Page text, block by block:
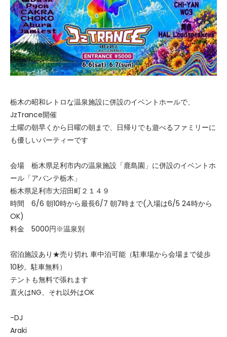
栃木の昭和レトロな温泉施設に併設のイベントホールで、
JzTrance開催
土曜の朝早くから日曜の朝まで、日帰りでも遊べるファミリーに
も優しいパーティーです
会場 栃木県足利市内の温泉施設「鹿島園」に併設のイベントホ
ール「アバンテ栃木」
栃木県足利市大沼田町２１４９
時間 6/6 朝10時から最長6/7 朝7時まで(入場は6/5 24時から
OK)
料金 5000円※温泉別
宿泊施設あり★売り切れ 車中泊可能（駐車場から会場まで徒歩
10秒。駐車無料）
テントも無料で張れます
直火はNG、それ以外はOK
-DJ
Araki